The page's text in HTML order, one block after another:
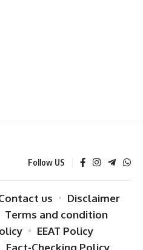
Follow US
us
Disclaimer
Terms and condition
EEAT Policy
Fact-Checking Policy